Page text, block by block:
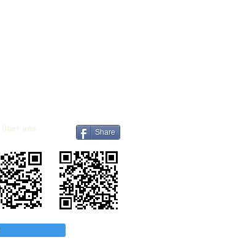
Über uns Share